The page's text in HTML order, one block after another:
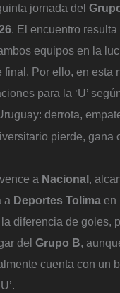
jornada del
. El encuentro
equipos en la
final. Por ello, en esta
para la ‘U’
derrota,
pierde, gana
vence a Nacional ,
a Deportes Tolima en
diferencia de goles,
del Grupo B,
cuenta con un